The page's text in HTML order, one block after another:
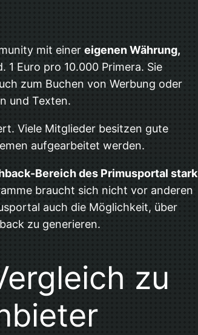
mit einer eigenen Währung,
1 Euro pro 10.000 Primera. Sie
zum Buchen von Werbung oder
und Texten.
Viele Mitglieder besitzen gute
aufgearbeitet werden.
Bereich des Primusportal stark
braucht sich nicht vor anderen
auch die Möglichkeit, über
zu generieren.
zu